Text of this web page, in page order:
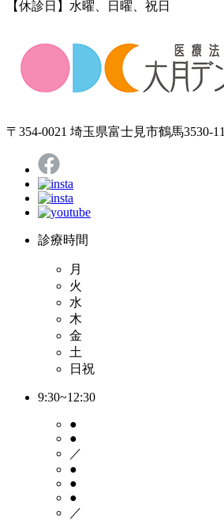
【休診日】水曜、日曜、祝日
〒354-0021 埼玉県富士見市鶴馬3530-11
診療時間
月
火
水
木
金
土
日祝
9:30~12:30
●
●
／
●
●
●
／